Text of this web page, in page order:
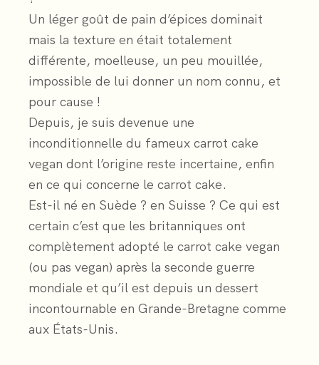
Un léger goût de pain d’épices dominait
mais la texture en était totalement
différente, moelleuse, un peu mouillée,
impossible de lui donner un nom connu, et
pour cause !
Depuis, je suis devenue une
inconditionnelle du fameux carrot cake
vegan dont l’origine reste incertaine, enfin
en ce qui concerne le carrot cake.
Est-il né en Suède ? en Suisse ? Ce qui est
certain c’est que les britanniques ont
complètement adopté le carrot cake vegan
(ou pas vegan) après la seconde guerre
mondiale et qu’il est depuis un dessert
incontournable en Grande-Bretagne comme
aux États-Unis.